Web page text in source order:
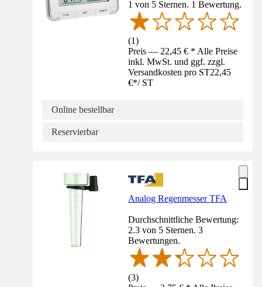
1 von 5 Sternen. 1 Bewertung.
(1)
Preis — 22,45 € * Alle Preise
inkl. MwSt. und ggf. zzgl.
Versandkosten pro ST22,45
€*/ ST
Online bestellbar
Reservierbar
Analog Regenmesser TFA
Durchschnittliche Bewertung:
2.3 von 5 Sternen. 3
Bewertungen.
(3)